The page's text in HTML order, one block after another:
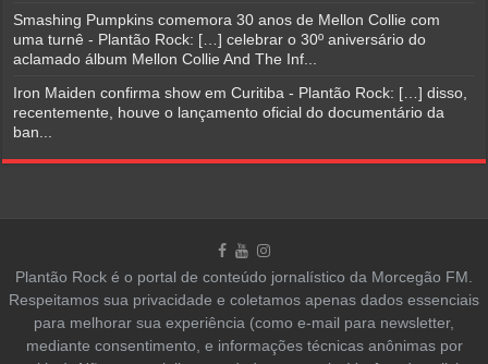
Smashing Pumpkins comemora 30 anos de Mellon Collie com
uma turnê - Plantão Rock: […] celebrar o 30º aniversário do
aclamado álbum Mellon Collie And The Inf...
Iron Maiden confirma show em Curitiba - Plantão Rock: […] disso,
recentemente, houve o lançamento oficial do documentário da
ban...
Plantão Rock é o portal de conteúdo jornalístico da Morcegão FM.
Respeitamos sua privacidade e coletamos apenas dados essenciais
para melhorar sua experiência (como e-mail para newsletter,
mediante consentimento, e informações técnicas anônimas por